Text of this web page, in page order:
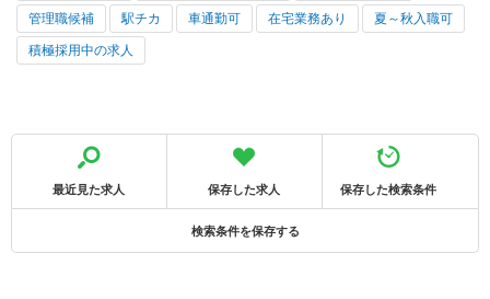
管理職候補 駅チカ 車通勤可 在宅業務あり 夏～秋入職可
積極採用中の求人
最近見た求人 保存した求人 保存した検索条件
検索条件を保存する